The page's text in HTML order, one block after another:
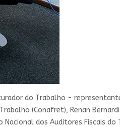
do Trabalho -
(Conafret), Renan
dos Auditores Fiscais do